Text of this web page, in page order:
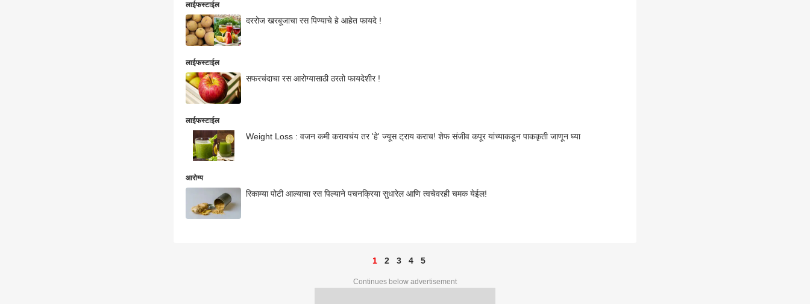
लाईफस्टाईल
दररोज खरबूजाचा रस पिण्याचे हे आहेत फायदे !
लाईफस्टाईल
सफरचंदाचा रस आरोग्यासाठी ठरतो फायदेशीर !
लाईफस्टाईल
Weight Loss : वजन कमी करायचंय तर 'हे' ज्यूस ट्राय कराच! शेफ संजीव कपूर यांच्याकडून पाककृती जाणून घ्या
आरोग्य
रिकाम्या पोटी आल्याचा रस पिल्याने पचनक्रिया सुधारेल आणि त्वचेवरही चमक येईल!
1 2 3 4 5
Continues below advertisement